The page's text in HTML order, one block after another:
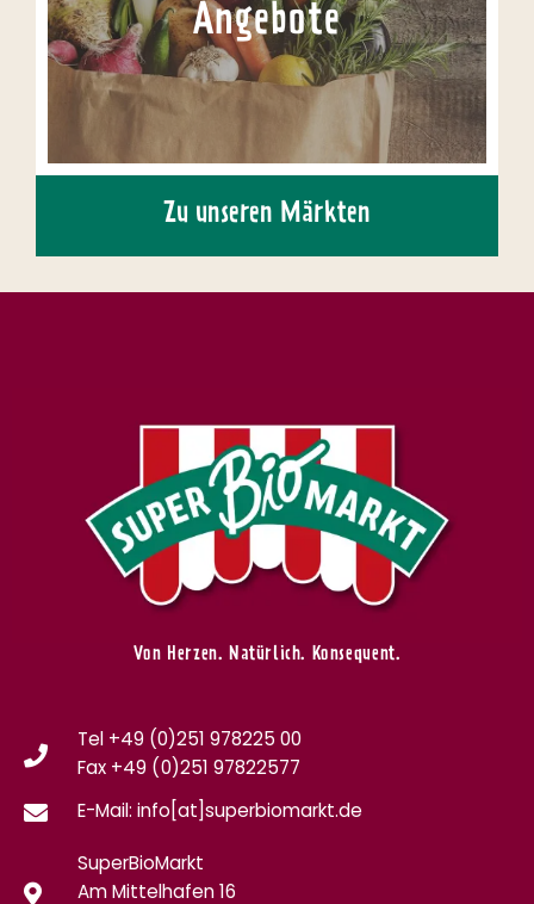
Angebote
Zu unseren Märkten
Von Herzen. Natürlich. Konsequent.
Tel +49 (0)251 978225 00
Fax +49 (0)251 97822577
E-Mail: info[at]superbiomarkt.de
SuperBioMarkt
Am Mittelhafen 16